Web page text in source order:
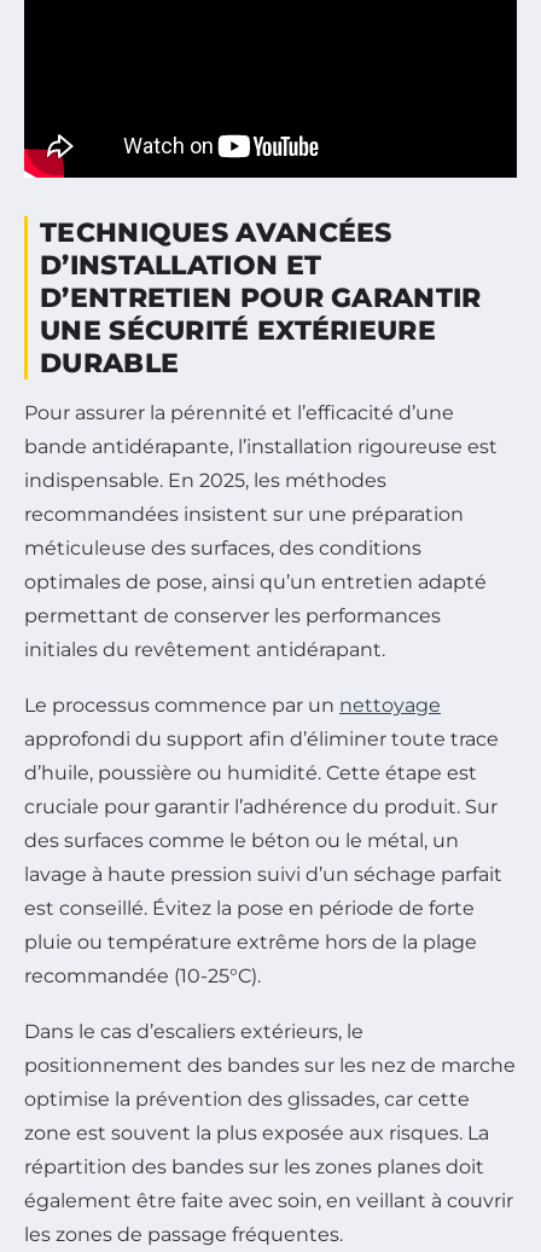
TECHNIQUES AVANCÉES
D’INSTALLATION ET
D’ENTRETIEN POUR GARANTIR
UNE SÉCURITÉ EXTÉRIEURE
DURABLE
Pour assurer la pérennité et l’efficacité d’une
bande antidérapante, l’installation rigoureuse est
indispensable. En 2025, les méthodes
recommandées insistent sur une préparation
méticuleuse des surfaces, des conditions
optimales de pose, ainsi qu’un entretien adapté
permettant de conserver les performances
initiales du revêtement antidérapant.
Le processus commence par un nettoyage
approfondi du support afin d’éliminer toute trace
d’huile, poussière ou humidité. Cette étape est
cruciale pour garantir l’adhérence du produit. Sur
des surfaces comme le béton ou le métal, un
lavage à haute pression suivi d’un séchage parfait
est conseillé. Évitez la pose en période de forte
pluie ou température extrême hors de la plage
recommandée (10-25°C).
Dans le cas d’escaliers extérieurs, le
positionnement des bandes sur les nez de marche
optimise la prévention des glissades, car cette
zone est souvent la plus exposée aux risques. La
répartition des bandes sur les zones planes doit
également être faite avec soin, en veillant à couvrir
les zones de passage fréquentes.